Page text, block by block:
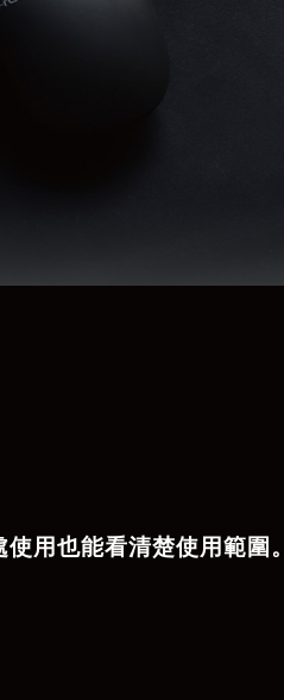
用也能看清楚使用範圍。